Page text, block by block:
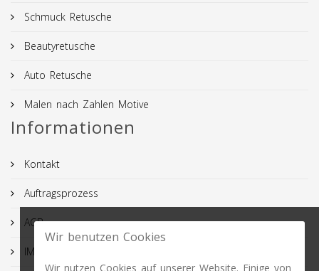
Schmuck Retusche
Beautyretusche
Auto Retusche
Malen nach Zahlen Motive
Informationen
Kontakt
Auftragsprozess
AGB
IMPRESSUM
Wir benutzen Cookies
Wir nutzen Cookies auf unserer Website. Einige von